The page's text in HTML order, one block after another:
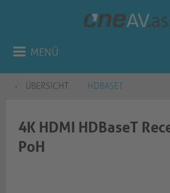
MENÜ
ÜBERSICHT HDBASET
4K HDMI HDBaseT
PoH